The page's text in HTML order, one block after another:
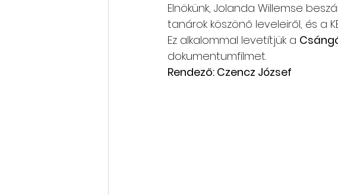
Elnökünk, Jolanda Willemse
tanárok köszönő leveleiről, és a
Ez alkalommal levetítjük a
dokumentumfilmet.
Rendező: Czencz József